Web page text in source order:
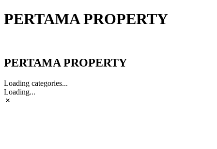
PERTAMA PROPERTY
PERTAMA PROPERTY
Loading categories...
Loading...